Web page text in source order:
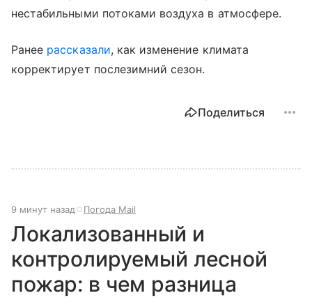
нестабильными потоками воздуха в атмосфере.
Ранее рассказали, как изменение климата
корректирует послезимний сезон.
Поделиться
9 минут назад Погода Mail
Локализованный и
контролируемый лесной
пожар: в чем разница